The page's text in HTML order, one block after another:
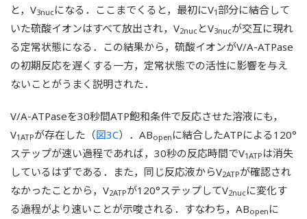
と，V3nucになる．ここまでくると，最初にV1 部分に結合して
いた硫酸イオンはすべて放出され，V2nuc とV3nucが交互に現れ
る定常状態になる．この結果から，硫酸イオンがV/A-ATPase
の初期反応を遅くする一方，定常状態での活性に影響を与え
ないことがうまく説明された．
V/A-ATPaseを30秒間ATP飽和条件で反応させた溶液にも，
V1ATPが存在した（図3C）．ABopen に結合したATPによる120°
ステップが速い過程であれば，30秒の反応時間でV1ATP は消失
しているはずである．また，同じ反応液からV2ATPが確認され
なかったことから，V2ATPが120°ステップしてV2nucに変化す
る過程がより速いことが示唆される．すなわち，ABopen に